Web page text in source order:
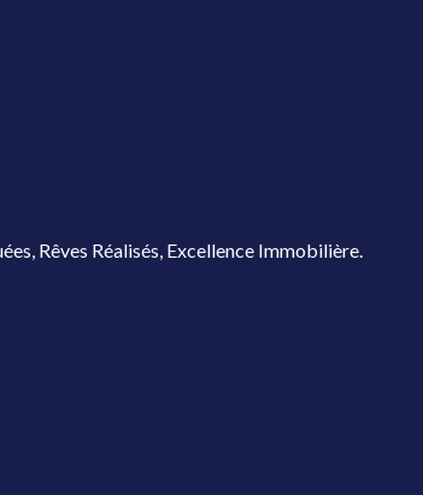
Rêves Réalisés, Excellence Immobilière.